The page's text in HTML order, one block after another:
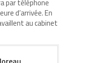
par téléphone
d’arrivée. En
au cabinet